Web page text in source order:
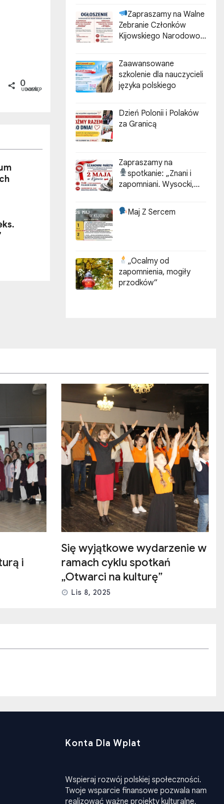
0
UDOSTĘPNIEŃ
Zapraszamy na Walne
Zebranie Członków
Kijowskiego Narodowo-
Stowarzyszenia Polaków
„ZGODA”
Zaawansowane
szkolenie dla nauczycieli
języka polskiego
Dzień Polonii i Polaków
za Granicą
Zapraszamy na
spotkanie: „Znani i
zapomniani. Wysocki,
historii Kijowa”
Maj Z Sercem
„Ocalmy od
zapomnienia, mogiły
przodków”
i
Się wyjątkowe wydarzenie w
ramach cyklu spotkań
„Otwarci na kulturę”
Lis 8, 2025
Wspieraj rozwój polskiej społeczności.